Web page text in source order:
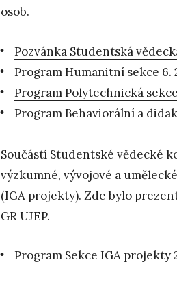
osob.
Pozvánka Studentská
Program Humanitní sekce 6.
Program Polytechnická sekce
Program Behaviorální a
Součástí Studentské vědecké
výzkumné, vývojové a
(IGA projekty). Zde bylo
GR UJEP.
Program Sekce IGA projekty